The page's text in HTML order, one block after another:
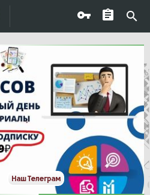
Наш Телеграм